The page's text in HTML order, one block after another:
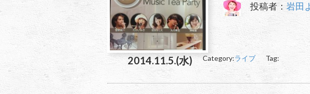
投稿者：岩田
2014.11.5.(水) Category:ライブ Tag: